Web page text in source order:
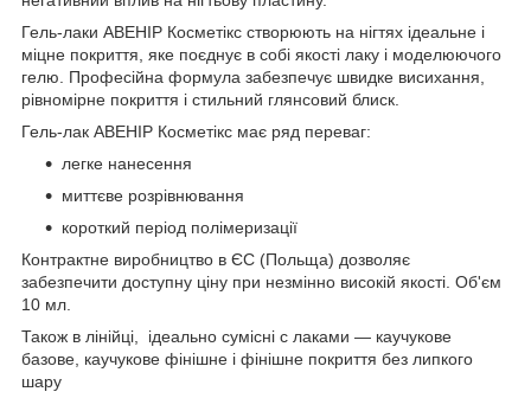
Гель-лаки АВЕНІР Косметікс створюють на нігтях ідеальне і
міцне покриття, яке поєднує в собі якості лаку і моделюючого
гелю. Професійна формула забезпечує швидке висихання,
рівномірне покриття і стильний глянсовий блиск.
Гель-лак АВЕНІР Косметікс має ряд переваг:
легке нанесення
миттєве розрівнювання
короткий період полімеризації
Контрактне виробництво в ЄС (Польща) дозволяє
забезпечити доступну ціну при незмінно високій якості. Об'єм
10 мл.
Також в лінійці,
ідеально сумісні c лаками ― каучукове
базове, каучукове фінішне і фінішне покриття без липкого
шару